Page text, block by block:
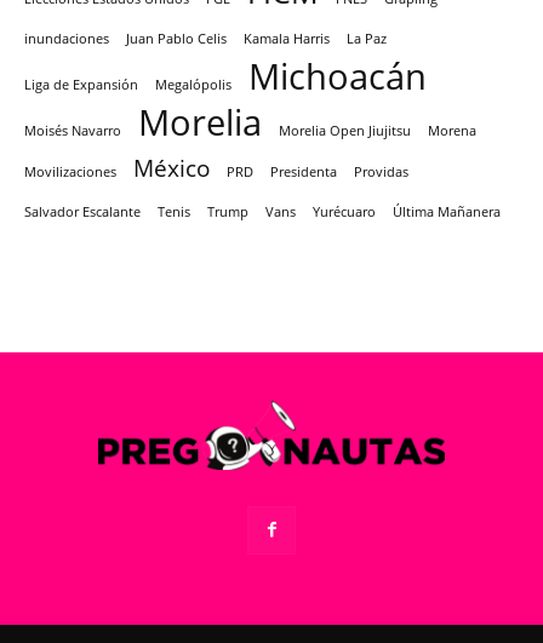
inundaciones Juan Pablo Celis Kamala Harris La Paz
Liga de Expansión Megalópolis Michoacán
Moisés Navarro Morelia Morelia Open Jiujitsu Morena
Movilizaciones México PRD Presidenta Providas
Salvador Escalante Tenis Trump Vans Yurécuaro Última Mañanera